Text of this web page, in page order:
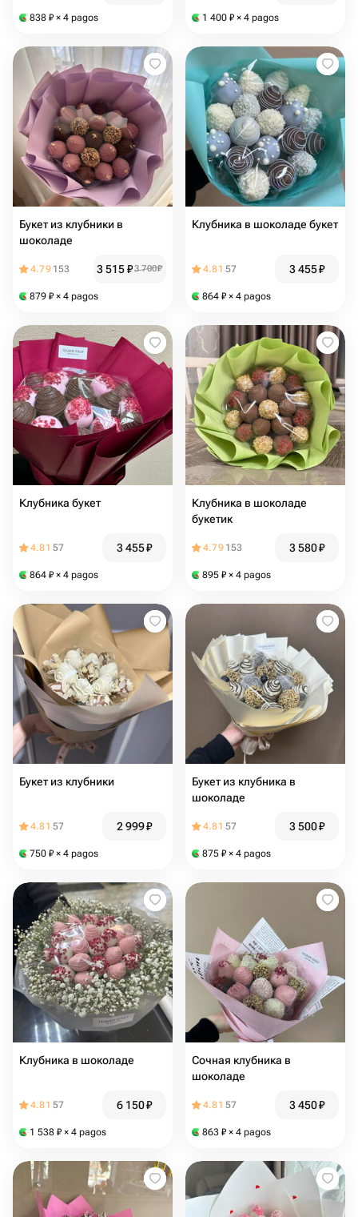
838 ₽ × 4 pagos 1 400 ₽ × 4 pagos
Букет из клубники в
шоколаде
4.79 153 3 515₽3 700₽
879 ₽ × 4 pagos
Клубника в шоколаде букет
4.81 57 3 455₽
864 ₽ × 4 pagos
Клубника букет
4.81 57 3 455₽
864 ₽ × 4 pagos
Клубника в шоколаде
букетик
4.79 153 3 580₽
895 ₽ × 4 pagos
Букет из клубники
4.81 57 2 999₽
750 ₽ × 4 pagos
Букет из клубника в
шоколаде
4.81 57 3 500₽
875 ₽ × 4 pagos
Клубника в шоколаде
4.81 57 6 150₽
1 538 ₽ × 4 pagos
Сочная клубника в
шоколаде
4.81 57 3 450₽
863 ₽ × 4 pagos